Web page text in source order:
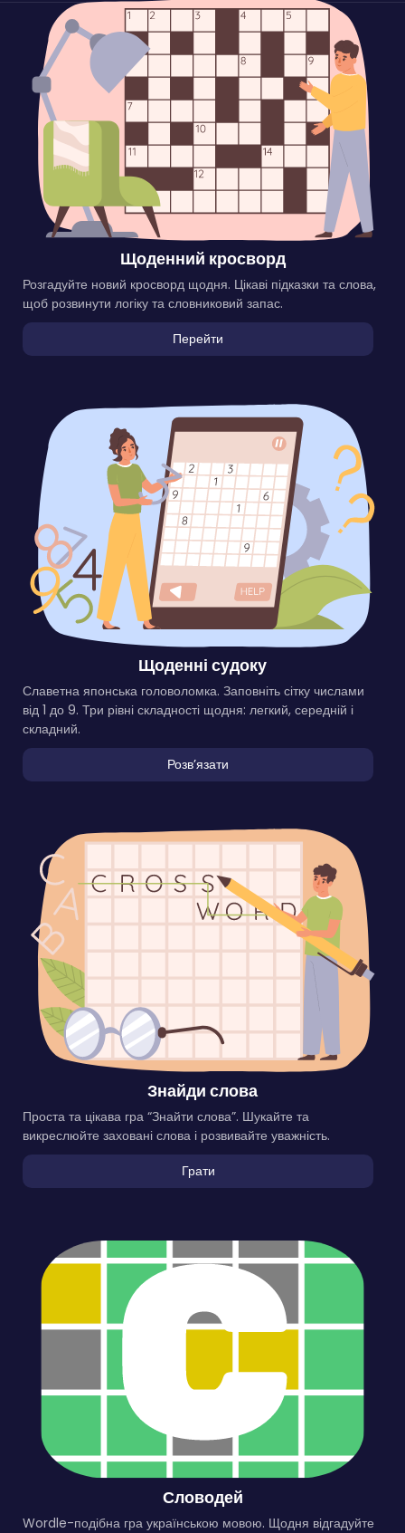
Щоденний кросворд
Розгадуйте новий кросворд щодня. Цікаві підказки та слова,
щоб розвинути логіку та словниковий запас.
Перейти
Щоденні судоку
Славетна японська головоломка. Заповніть сітку числами
від 1 до 9. Три рівні складності щодня: легкий, середній і
складний.
Розвʼязати
Знайди слова
Проста та цікава гра “Знайти слова”. Шукайте та
викреслюйте заховані слова і розвивайте уважність.
Грати
Словодей
Wordle-подібна гра українською мовою. Щодня відгадуйте